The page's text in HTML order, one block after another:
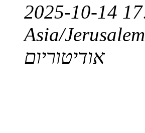
2025-10-14
Asia/Jerusalem
אודיטוריום